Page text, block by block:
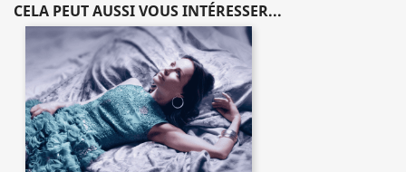
CELA PEUT AUSSI VOUS INTÉRESSER...